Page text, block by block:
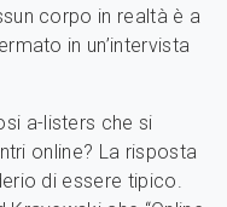
corpo in realtà è a
in un’intervista
a-listers che si
online? La risposta
di essere tipico.